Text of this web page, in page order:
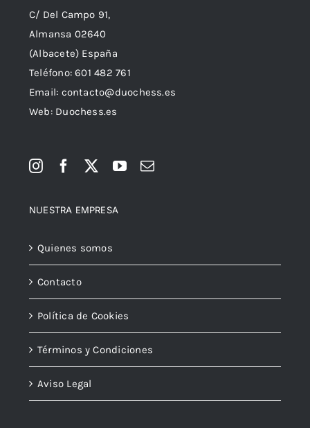
C/ Del Campo 91,
Almansa 02640
(Albacete) España
Teléfono:601 482 761
Email: contacto@duochess.es
Web: Duochess.es
NUESTRA EMPRESA
Quienes somos
Contacto
Política de Cookies
Términos y Condiciones
Aviso Legal